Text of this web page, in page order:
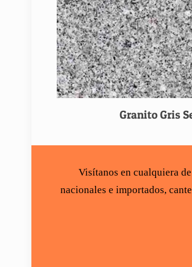
Granito Gris
Visítanos en cualquiera
nacionales e importados,